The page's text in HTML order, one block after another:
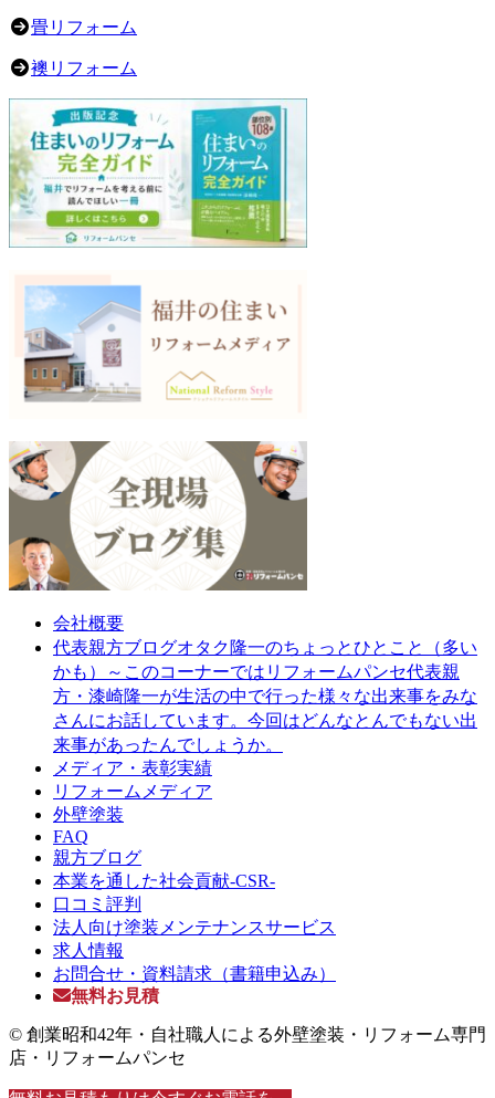
畳リフォーム
襖リフォーム
会社概要
代表親方ブログオタク隆一のちょっとひとこと（多い
かも）～このコーナーではリフォームパンセ代表親
方・漆崎隆一が生活の中で行った様々な出来事をみな
さんにお話しています。今回はどんなとんでもない出
来事があったんでしょうか。
メディア・表彰実績
リフォームメディア
外壁塗装
FAQ
親方ブログ
本業を通した社会貢献-CSR-
口コミ評判
法人向け塗装メンテナンスサービス
求人情報
お問合せ・資料請求（書籍申込み）
無料お見積
© 創業昭和42年・自社職人による外壁塗装・リフォーム専門
店・リフォームパンセ